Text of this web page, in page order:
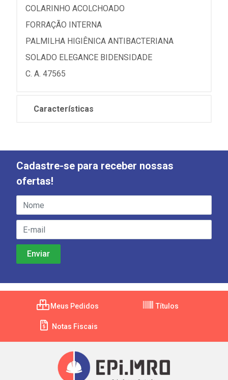
COLARINHO ACOLCHOADO
FORRAÇÃO INTERNA
PALMILHA HIGIÊNICA ANTIBACTERIANA
SOLADO ELEGANCE BIDENSIDADE
C. A. 47565
Características
Cadastre-se para receber nossas
ofertas!
Meus Pedidos Títulos
Notas Fiscais